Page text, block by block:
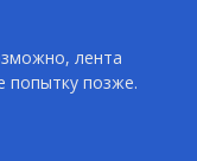
лента
попытку позже.